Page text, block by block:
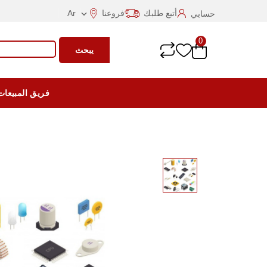
Ar  فروعنا أتبع طلبك حسابي
يبحث
0
فريق